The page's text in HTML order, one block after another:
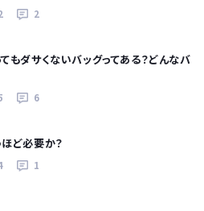
2
もダサくないバッグってある？どんなバ
6
ど必要か？
1